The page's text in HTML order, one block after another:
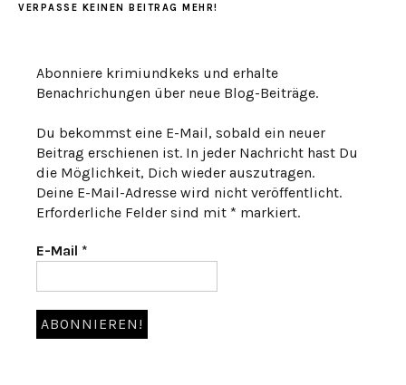
VERPASSE KEINEN BEITRAG MEHR!
Abonniere krimiundkeks und erhalte
Benachrichungen über neue Blog-Beiträge.
Du bekommst eine E-Mail, sobald ein neuer
Beitrag erschienen ist. In jeder Nachricht hast Du
die Möglichkeit, Dich wieder auszutragen.
Deine E-Mail-Adresse wird nicht veröffentlicht.
Erforderliche Felder sind mit * markiert.
E-Mail *